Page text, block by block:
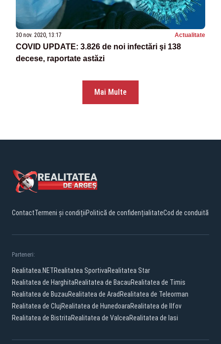
30 nov. 2020, 13:17 Actualitate
COVID UPDATE: 3.826 de noi infectări şi 138
decese, raportate astăzi
Mai Multe
ContactTermeni și condițiiPolitică de confidențialitateCod de conduită
Parteneri:
Realitatea.NETRealitatea SportivaRealitatea Star
Realitatea de HarghitaRealitatea de BacauRealitatea de Timis
Realitatea de BuzauRealitatea de Arad Realitatea de Teleorman
Realitatea de ClujRealitatea de HunedoaraRealitatea de Ilfov
Realitatea de BistritaRealitatea de ValceaRealitatea de Iasi